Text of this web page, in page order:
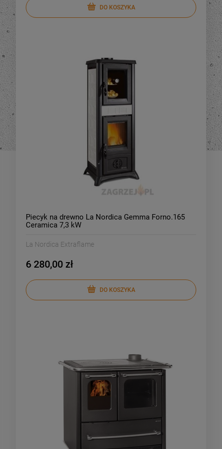
DO KOSZYKA
Piecyk na drewno La Nordica Gemma Forno.165
Ceramica 7,3 kW
La Nordica Extraflame
6 280,00 zł
DO KOSZYKA